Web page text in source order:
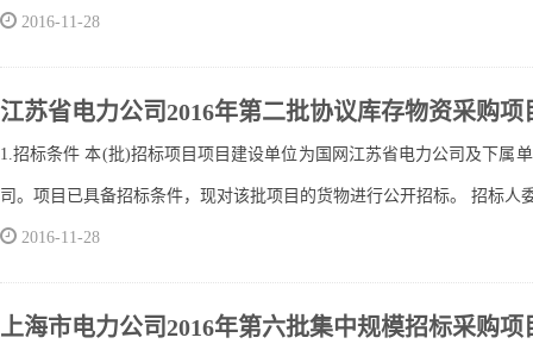
2016-11-28
江苏省电力公司2016年第二批协议库存物资采购项
1.招标条件 本(批)招标项目项目建设单位为国网江苏省电力公司及下属
司。项目已具备招标条件，现对该批项目的货物进行公开招标。 招标
2016-11-28
上海市电力公司2016年第六批集中规模招标采购项